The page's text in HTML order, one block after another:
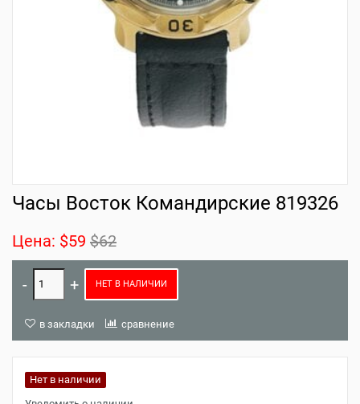
Часы Восток Командирские 819326
Цена: $59 $62
НЕТ В НАЛИЧИИ
в закладки сравнение
Нет в наличии